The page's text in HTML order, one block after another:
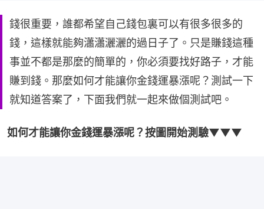
錢很重要，誰都希望自己錢包裏可以有很多很多的
錢，這樣就能夠瀟瀟灑灑的過日子了。只是賺錢這種
事並不都是那麼的簡單的，你必須要找好路子，才能
賺到錢。那麼如何才能讓你金錢運暴漲呢？測試一下
就知道答案了，下面我們就一起來做個測試吧。
如何才能讓你金錢運暴漲呢？按圖開始測驗▼▼▼